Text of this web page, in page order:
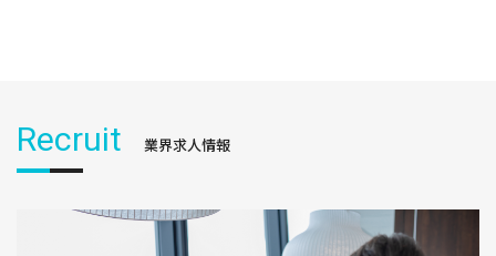
Recruit 業界求人情報